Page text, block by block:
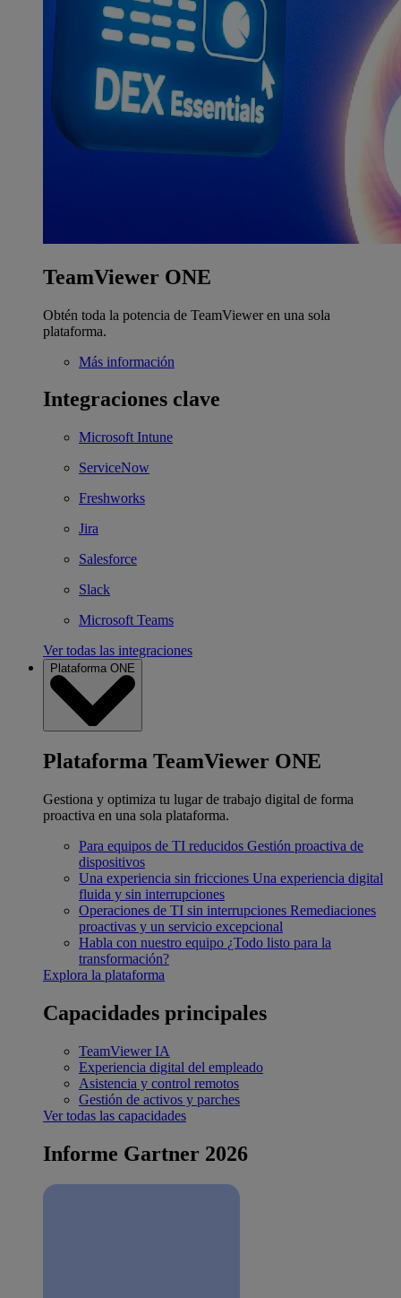
TeamViewer ONE
Obtén toda la potencia de TeamViewer en una sola
plataforma.
Más información
Integraciones clave
Microsoft Intune
ServiceNow
Freshworks
Jira
Salesforce
Slack
Microsoft Teams
Ver todas las integraciones
Plataforma ONE
Plataforma TeamViewer ONE
Gestiona y optimiza tu lugar de trabajo digital de forma
proactiva en una sola plataforma.
Para equipos de TI reducidos Gestión proactiva de
dispositivos
Una experiencia sin fricciones Una experiencia digital
fluida y sin interrupciones
Operaciones de TI sin interrupciones Remediaciones
proactivas y un servicio excepcional
Habla con nuestro equipo ¿Todo listo para la
transformación?
Explora la plataforma
Capacidades principales
TeamViewer IA
Experiencia digital del empleado
Asistencia y control remotos
Gestión de activos y parches
Ver todas las capacidades
Informe Gartner 2026